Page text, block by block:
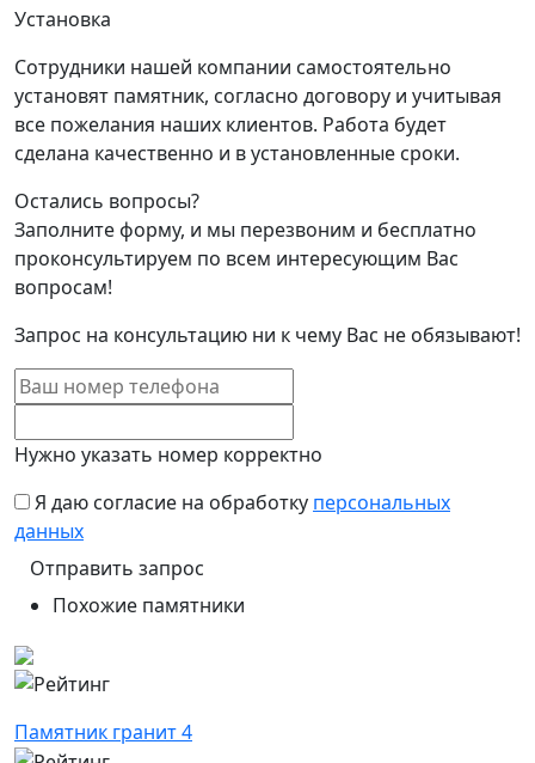
Установка
Сотрудники нашей компании самостоятельно
установят памятник, согласно договору и учитывая
все пожелания наших клиентов. Работа будет
сделана качественно и в установленные сроки.
Остались вопросы?
Заполните форму, и мы перезвоним и бесплатно
проконсультируем по всем интересующим Вас
вопросам!
Запрос на консультацию ни к чему Вас не обязывают!
Нужно указать номер корректно
Я даю согласие на обработку персональных
данных
Похожие памятники
Памятник гранит 4